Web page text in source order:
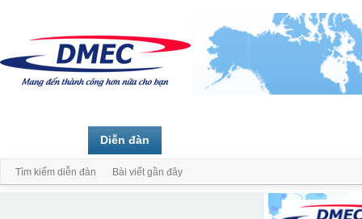
Diễn đàn
Tìm kiếm diễn đàn Bài viết gần đây